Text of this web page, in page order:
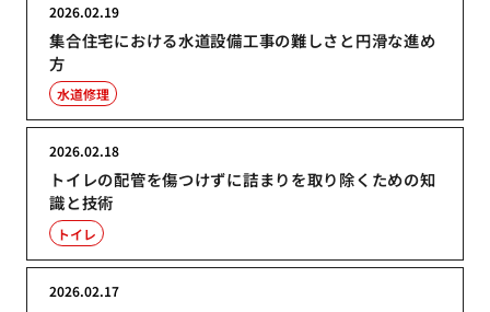
集合住宅における水道設備工事の難しさと円滑な進め
方
2026.02.19
水道修理
トイレの配管を傷つけずに詰まりを取り除くための知
識と技術
2026.02.18
トイレ
2026.02.17